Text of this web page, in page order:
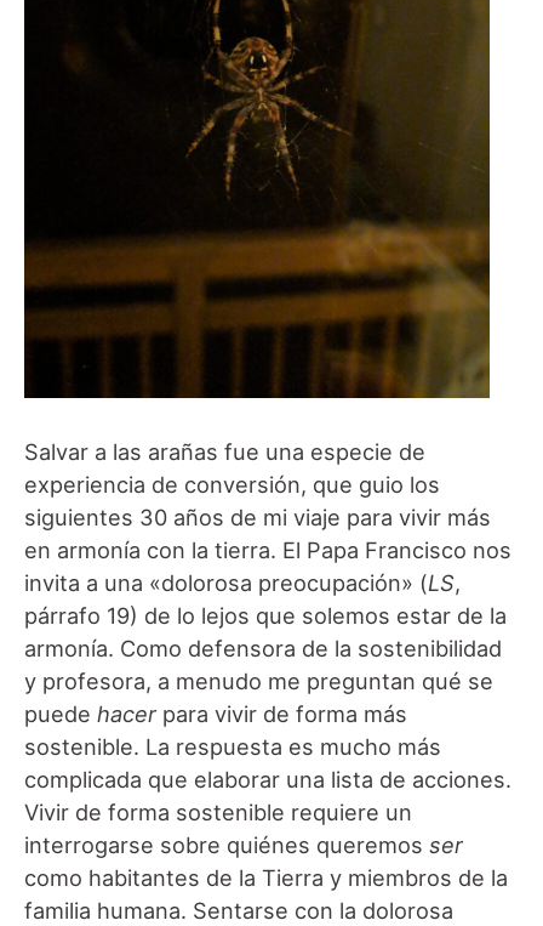
Salvar a las arañas fue una especie de
experiencia de conversión, que guio los
siguientes 30 años de mi viaje para vivir más
en armonía con la tierra. El Papa Francisco nos
invita a una «dolorosa preocupación» (LS,
párrafo 19) de lo lejos que solemos estar de la
armonía. Como defensora de la sostenibilidad
y profesora, a menudo me preguntan qué se
puede hacer para vivir de forma más
sostenible. La respuesta es mucho más
complicada que elaborar una lista de acciones.
Vivir de forma sostenible requiere un
interrogarse sobre quiénes queremos ser
como habitantes de la Tierra y miembros de la
familia humana. Sentarse con la dolorosa